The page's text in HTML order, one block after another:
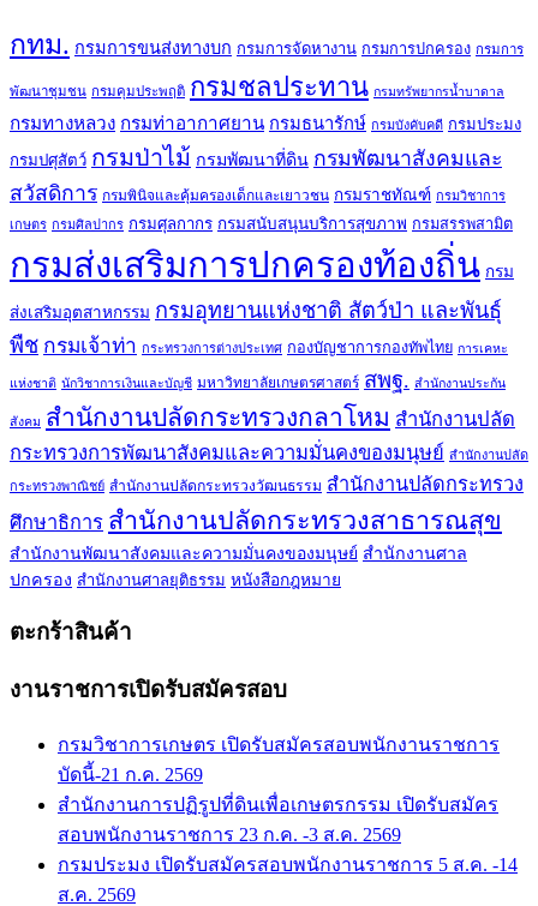
กทม. กรมการขนส่งทางบก กรมการจัดหางาน กรมการปกครอง กรมการ
พัฒนาชุมชน กรมคุมประพฤติ กรมชลประทาน กรมทรัพยากรน้ำบาดาล
กรมทางหลวง กรมท่าอากาศยาน กรมธนารักษ์ กรมบังคับคดี กรมประมง
กรมปศุสัตว์ กรมป่าไม้ กรมพัฒนาที่ดิน กรมพัฒนาสังคมและ
สวัสดิการ กรมพินิจและคุ้มครองเด็กและเยาวชน กรมราชทัณฑ์ กรมวิชาการ
เกษตร กรมศิลปากร กรมศุลกากร กรมสนับสนุนบริการสุขภาพ กรมสรรพสามิต
กรมส่งเสริมการปกครองท้องถิ่น กรม
ส่งเสริมอุตสาหกรรม กรมอุทยานแห่งชาติ สัตว์ป่า และพันธุ์
พืช กรมเจ้าท่า กระทรวงการต่างประเทศ กองบัญชาการกองทัพไทย การเคหะ
แห่งชาติ นักวิชาการเงินและบัญชี มหาวิทยาลัยเกษตรศาสตร์ สพฐ. สำนักงานประกัน
สังคม สำนักงานปลัดกระทรวงกลาโหม สำนักงานปลัด
กระทรวงการพัฒนาสังคมและความมั่นคงของมนุษย์ สำนักงานปลัด
กระทรวงพาณิชย์ สำนักงานปลัดกระทรวงวัฒนธรรม สำนักงานปลัดกระทรวง
ศึกษาธิการ สำนักงานปลัดกระทรวงสาธารณสุข
สำนักงานพัฒนาสังคมและความมั่นคงของมนุษย์ สำนักงานศาล
ปกครอง สำนักงานศาลยุติธรรม หนังสือกฎหมาย
ตะกร้าสินค้า
งานราชการเปิดรับสมัครสอบ
กรมวิชาการเกษตร เปิดรับสมัครสอบพนักงานราชการ
บัดนี้-21 ก.ค. 2569
สำนักงานการปฏิรูปที่ดินเพื่อเกษตรกรรม เปิดรับสมัคร
สอบพนักงานราชการ 23 ก.ค. -3 ส.ค. 2569
กรมประมง เปิดรับสมัครสอบพนักงานราชการ 5 ส.ค. -14
ส.ค. 2569